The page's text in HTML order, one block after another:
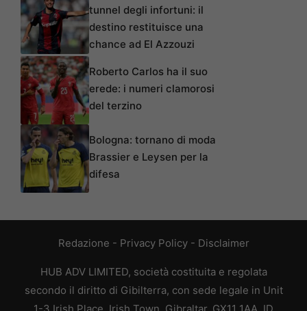
tunnel degli infortuni: il
destino restituisce una
chance ad El Azzouzi
Roberto Carlos ha il suo
erede: i numeri clamorosi
del terzino
Bologna: tornano di moda
Brassier e Leysen per la
difesa
Redazione - Privacy Policy- Disclaimer
HUB ADV LIMITED, società costituita e regolata
secondo il diritto di Gibilterra, con sede legale in Unit